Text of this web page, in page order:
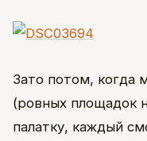
Зато потом, когда
(ровных площадок
палатку, каждый